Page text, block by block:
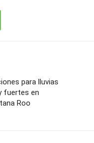
para lluvias
fuertes en
Roo